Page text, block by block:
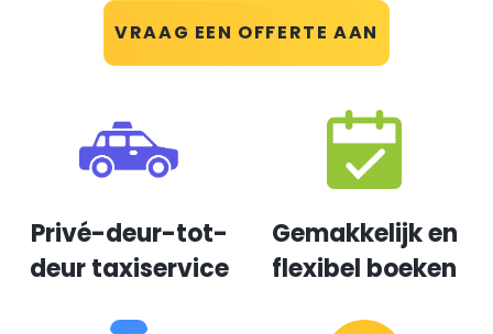
VRAAG EEN OFFERTE AAN
Privé-deur-tot-
deur taxiservice
Gemakkelijk en
flexibel boeken